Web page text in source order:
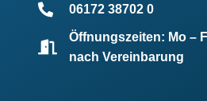
06172 38702 0
Öffnungszeiten: Mo –
nach Vereinbarung